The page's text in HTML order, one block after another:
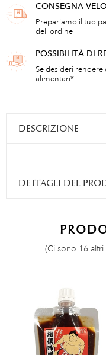
CONSEGNA
Prepariamo il tuo
dell'ordine
POSSIBILITÀ DI
Se desideri
alimentari*
DESCRIZIONE
DETTAGLI DEL
(Ci sono 16